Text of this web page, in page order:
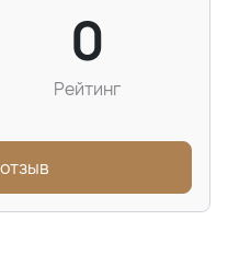
0
Рейтинг